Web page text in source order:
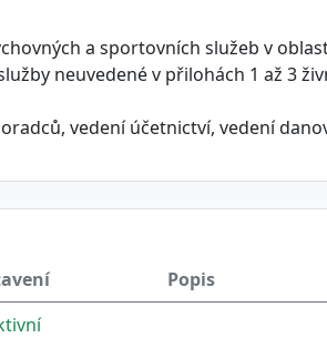
a sportovních služeb v
neuvedené v přilohách 1 až 3
vedení účetnictví, vedení
Popis